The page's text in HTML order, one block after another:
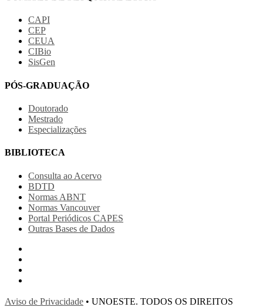
CAPI
CEP
CEUA
CIBio
SisGen
PÓS-GRADUAÇÃO
Doutorado
Mestrado
Especializações
BIBLIOTECA
Consulta ao Acervo
BDTD
Normas ABNT
Normas Vancouver
Portal Periódicos CAPES
Outras Bases de Dados
Aviso de Privacidade • UNOESTE. TODOS OS DIREITOS